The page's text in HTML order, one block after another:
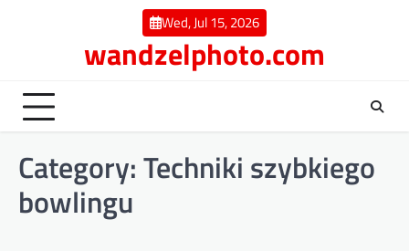
Wed, Jul 15, 2026
wandzelphoto.com
Category:Techniki szybkiego
bowlingu